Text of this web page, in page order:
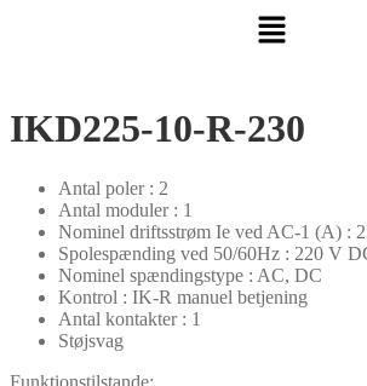
Menu
IKD225-10-R-230
Antal poler : 2
Antal moduler : 1
Nominel driftsstrøm Ie ved AC-1 (A) :
Spolespænding ved 50/60Hz : 220 V
Nominel spændingstype : AC, DC
Kontrol : IK-R manuel betjening
Antal kontakter : 1
Støjsvag
Funktionstilstande: